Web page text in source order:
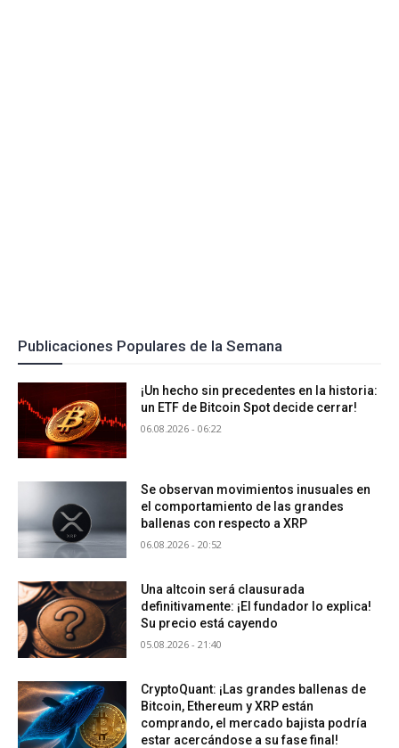
Publicaciones Populares de la Semana
¡Un hecho sin precedentes en la historia:
un ETF de Bitcoin Spot decide cerrar!
06.08.2026 - 06:22
Se observan movimientos inusuales en
el comportamiento de las grandes
ballenas con respecto a XRP
06.08.2026 - 20:52
Una altcoin será clausurada
definitivamente: ¡El fundador lo explica!
Su precio está cayendo
05.08.2026 - 21:40
CryptoQuant: ¡Las grandes ballenas de
Bitcoin, Ethereum y XRP están
comprando, el mercado bajista podría
estar acercándose a su fase final!